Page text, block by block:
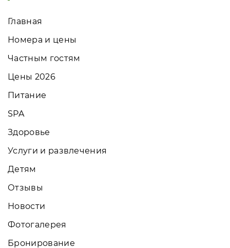
Главная
Номера и цены
Частным гостям
Цены 2026
Питание
SPA
Здоровье
Услуги и развлечения
Детям
Отзывы
Новости
Фотогалерея
Бронирование